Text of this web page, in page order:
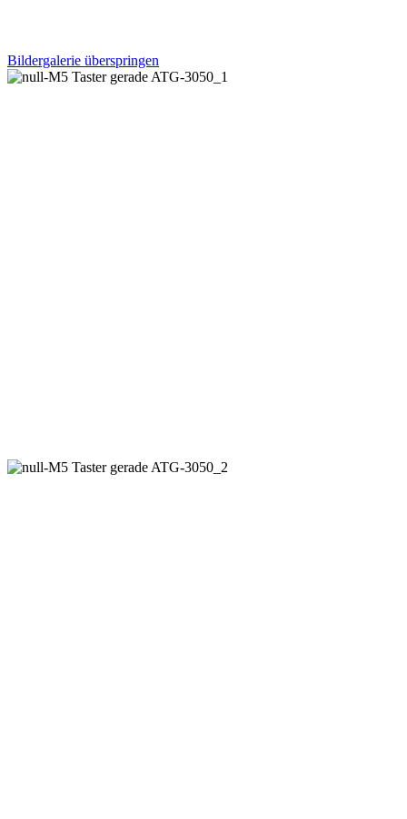
Bildergalerie überspringen